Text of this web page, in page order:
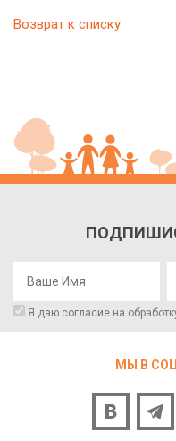
Возврат к списку
Я даю согласие на
МЫ В